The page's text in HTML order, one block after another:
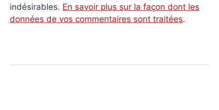
indésirables. En savoir plus sur la façon dont les
données de vos commentaires sont traitées.